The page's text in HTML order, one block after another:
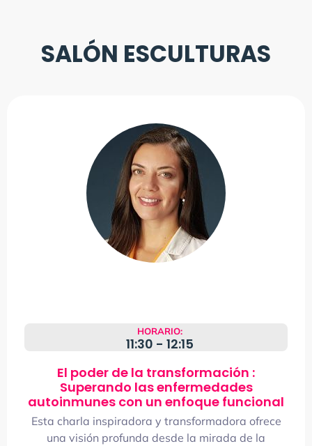
SALÓN ESCULTURAS
HORARIO:
11:30 - 12:15
El poder de la transformación :
Superando las enfermedades
autoinmunes con un enfoque funcional
Esta charla inspiradora y transformadora ofrece
una visión profunda desde la mirada de la